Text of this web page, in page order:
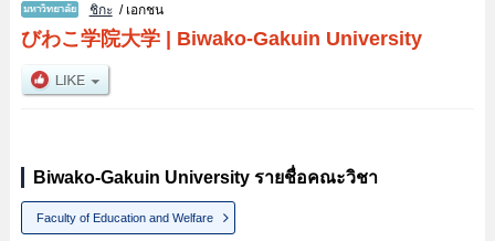
ชิกะ/ เอกชน
びわこ学院大学| Biwako-Gakuin University
Biwako-Gakuin University รายชื่อคณะวิชา
Faculty of Education and Welfare